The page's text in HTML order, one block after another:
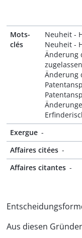
Mots-
clés
Neuheit -
Neuheit -
Änderung
Änderung
Exergue -
Affaires citées -
Affaires citantes -
Aus diesen